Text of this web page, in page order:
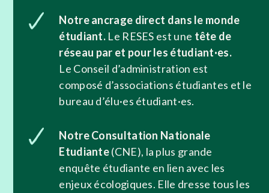
Notre ancrage direct dans le monde
étudiant. Le RESES est une tête de
réseau par et pour les étudiant·es.
Le Conseil d’administration est
composé d’associations étudiantes et le
bureau d’élu·es étudiant·es.
Notre Consultation Nationale
Etudiante(CNE), la plus grande
enquête étudiante en lien avec les
enjeux écologiques. Elle dresse tous les